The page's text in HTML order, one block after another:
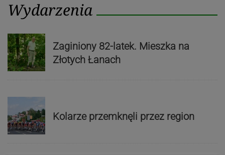
Wydarzenia
Zaginiony 82-latek. Mieszka na
Złotych Łanach
Kolarze przemknęli przez region